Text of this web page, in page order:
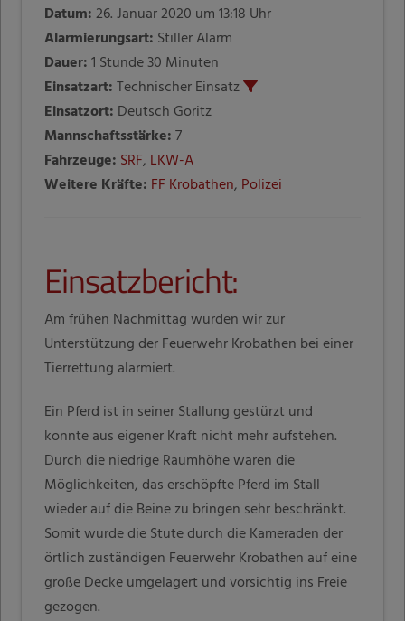
Datum:26. Januar 2020 um 13:18 Uhr
Alarmierungsart: Stiller Alarm
Dauer:1 Stunde 30 Minuten
Einsatzart:Technischer Einsatz
Einsatzort: Deutsch Goritz
Mannschaftsstärke:7
Fahrzeuge: SRF, LKW-A
Weitere Kräfte: FF Krobathen, Polizei
Einsatzbericht:
Am frühen Nachmittag wurden wir zur
Unterstützung der Feuerwehr Krobathen bei einer
Tierrettung alarmiert.
Ein Pferd ist in seiner Stallung gestürzt und
konnte aus eigener Kraft nicht mehr aufstehen.
Durch die niedrige Raumhöhe waren die
Möglichkeiten, das erschöpfte Pferd im Stall
wieder auf die Beine zu bringen sehr beschränkt.
Somit wurde die Stute durch die Kameraden der
örtlich zuständigen Feuerwehr Krobathen auf eine
große Decke umgelagert und vorsichtig ins Freie
gezogen.